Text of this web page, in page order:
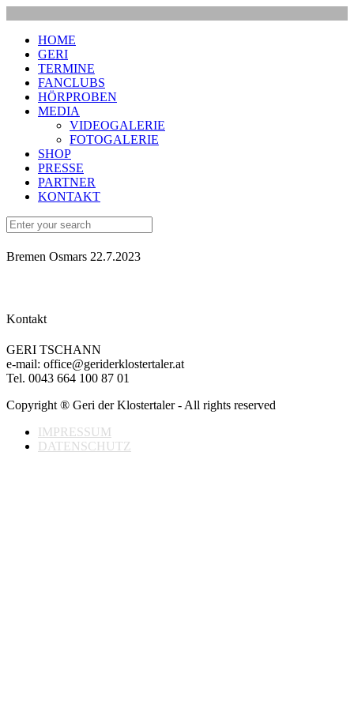
HOME
GERI
TERMINE
FANCLUBS
HÖRPROBEN
MEDIA
VIDEOGALERIE
FOTOGALERIE
SHOP
PRESSE
PARTNER
KONTAKT
Bremen Osmars 22.7.2023
Kontakt
GERI TSCHANN
e-mail: office@geriderklostertaler.at
Tel. 0043 664 100 87 01
Copyright ® Geri der Klostertaler - All rights reserved
IMPRESSUM
DATENSCHUTZ